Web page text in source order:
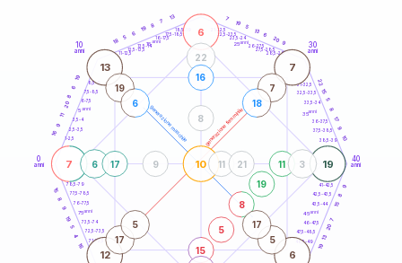
generazione maschile generazione femminile
0
anni
10
anni
30
anni
40
anni
1-2,5
2,5-3,5
3,5-4
6-7,5
7,5-8,5
8,5-9
11-12,5
12,5-13,5
13,5-14
16-17,5
17,5-18,5
18,5-19
21-22,5
22,5-23,5
23,5-24
26-27,5
27,5-28,5
28,5-29
31-32,5
32,5-33,5
33,5-34
36-37,5
37,5-38,5
38,5-39
41-42,5
42,5-43,5
43,5-44
46-47,5
47,5-48,5
48,5-49
71-72,5
72,5-73,5
73,5-74
76-77,5
77,5-78,5
78,5-79
16
9
11
20
8
6
19
18 5
6
19
8
7
13 7
19 5
13
6
20
9
22
15
5
8
17
9
10
9
8
15
7
20
13
19
16
4
5
19
9
8
15
7
6
19
10
13 7
12 6
15
5
8
19
11
6
22
3
17
16
11 21
9
8
19
6
7
18
17
5
5
17
5anni
15 anni 25anni
35anni
45anni
75anni